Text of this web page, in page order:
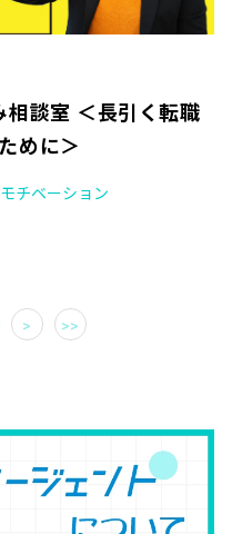
相談室 ＜長引く転職
めに＞
モチベーション
> >>